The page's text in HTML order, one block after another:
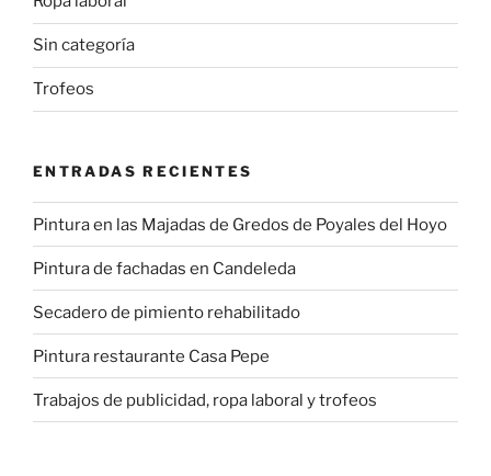
Sin categoría
Trofeos
ENTRADAS RECIENTES
Pintura en las Majadas de Gredos de Poyales del Hoyo
Pintura de fachadas en Candeleda
Secadero de pimiento rehabilitado
Pintura restaurante Casa Pepe
Trabajos de publicidad, ropa laboral y trofeos